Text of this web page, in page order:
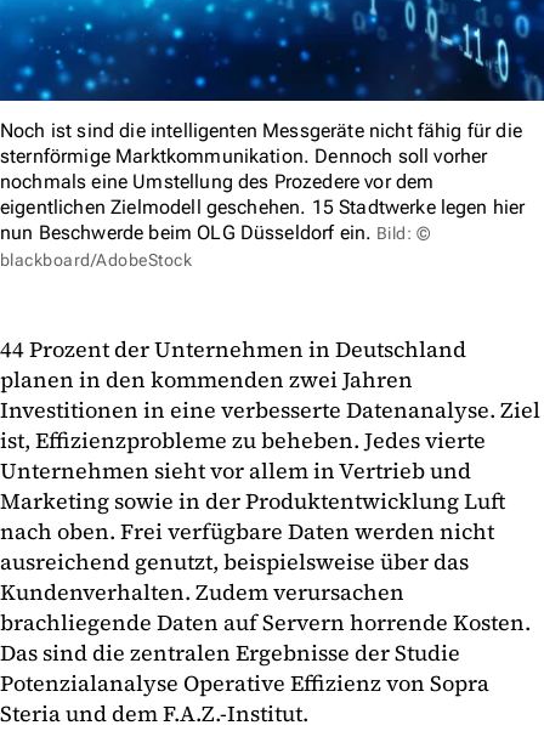
Noch ist sind die intelligenten Messgeräte nicht fähig für die
sternförmige Marktkommunikation. Dennoch soll vorher
nochmals eine Umstellung des Prozedere vor dem
eigentlichen Zielmodell geschehen. 15 Stadtwerke legen hier
nun Beschwerde beim OLG Düsseldorf ein. Bild: ©
blackboard/AdobeStock
44 Prozent der Unternehmen in Deutschland
planen in den kommenden zwei Jahren
Investitionen in eine verbesserte Datenanalyse. Ziel
ist, Effizienzprobleme zu beheben. Jedes vierte
Unternehmen sieht vor allem in Vertrieb und
Marketing sowie in der Produktentwicklung Luft
nach oben. Frei verfügbare Daten werden nicht
ausreichend genutzt, beispielsweise über das
Kundenverhalten. Zudem verursachen
brachliegende Daten auf Servern horrende Kosten.
Das sind die zentralen Ergebnisse der Studie
Potenzialanalyse Operative Effizienz von Sopra
Steria und dem F.A.Z.-Institut.